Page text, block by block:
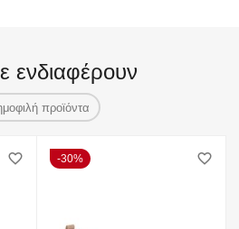
ενδιαφέρουν
προϊόντα
30%